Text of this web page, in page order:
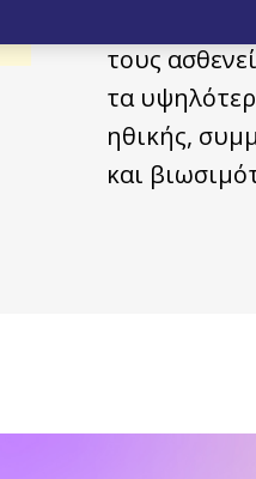
Viatris Way
τους
τα
ηθικής,
και